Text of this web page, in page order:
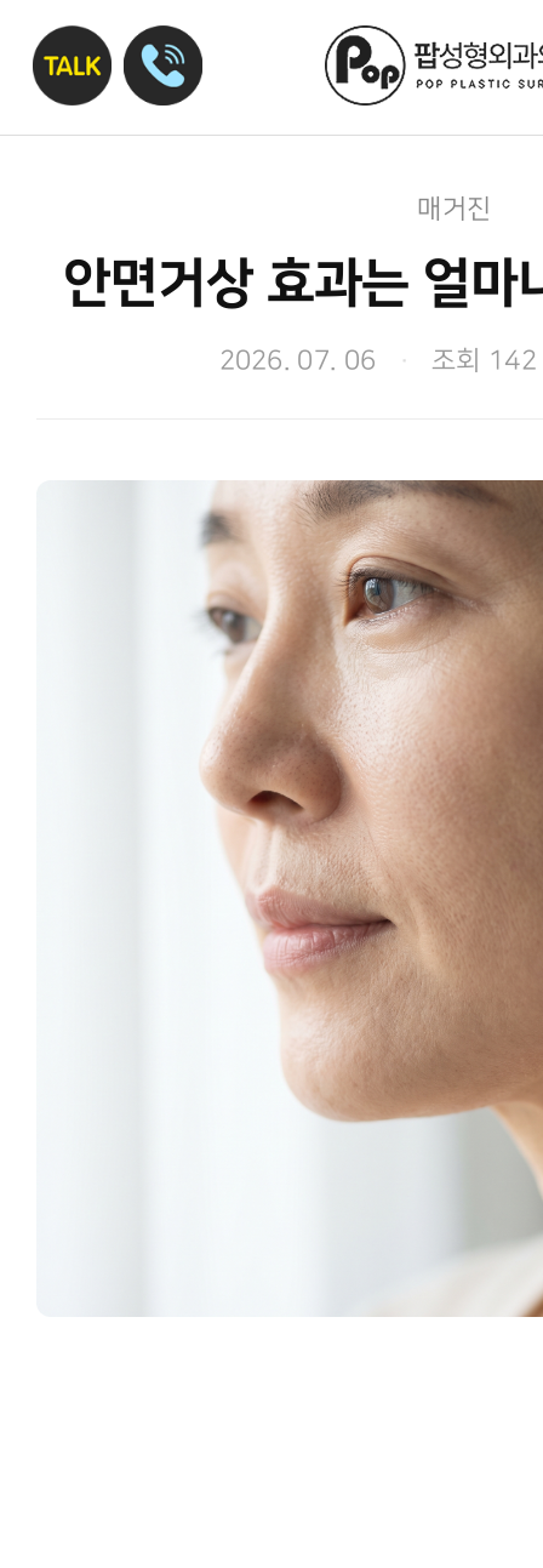
매거진
안면거상 효과는 얼마
2026. 07. 06 · 조회 142